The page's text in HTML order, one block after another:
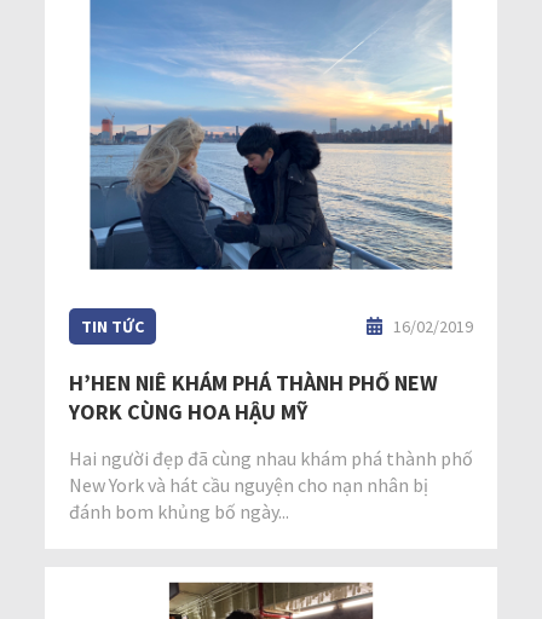
TIN TỨC 16/02/2019
H’HEN NIÊ KHÁM PHÁ THÀNH PHỐ NEW
YORK CÙNG HOA HẬU MỸ
Hai người đẹp đã cùng nhau khám phá thành phố
New York và hát cầu nguyện cho nạn nhân bị
đánh bom khủng bố ngày...